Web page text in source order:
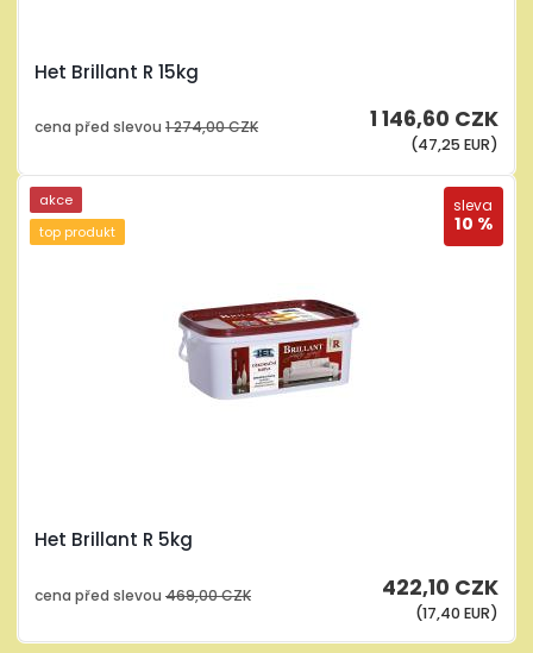
Het Brillant R 15kg
cena před slevou 1 274,00 CZK 1 146,60 CZK
(47,25 EUR)
Het Brillant R 5kg
cena před slevou 469,00 CZK 422,10 CZK
(17,40 EUR)
akce
top produkt
sleva
10 %